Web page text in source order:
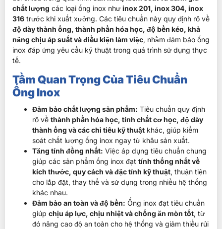
chất lượng các loại ống inox như inox 201, inox 304, inox
316 trước khi xuất xưởng. Các tiêu chuẩn này quy định rõ về
độ dày thành ống, thành phần hóa học, độ bền kéo, khả
năng chịu áp suất và điều kiện làm việc, nhằm đảm bảo ống
inox đáp ứng yêu cầu kỹ thuật trong quá trình sử dụng thực
tế.
Tầm Quan Trọng Của Tiêu Chuẩn
Ống Inox
Đảm bảo chất lượng sản phẩm: Tiêu chuẩn quy định
rõ về thành phần hóa học, tính chất cơ học, độ dày
thành ống và các chỉ tiêu kỹ thuật khác, giúp kiểm
soát chất lượng ống inox ngay từ khâu sản xuất.
Tăng tính đồng nhất: Việc áp dụng tiêu chuẩn chung
giúp các sản phẩm ống inox đạt tính thống nhất về
kích thước, quy cách và đặc tính kỹ thuật, thuận tiện
cho lắp đặt, thay thế và sử dụng trong nhiều hệ thống
khác nhau.
Đảm bảo an toàn và độ bền: Ống inox đạt tiêu chuẩn
giúp chịu áp lực, chịu nhiệt và chống ăn mòn tốt, từ
đó nâng cao độ an toàn cho hệ thống và giảm thiểu rủi